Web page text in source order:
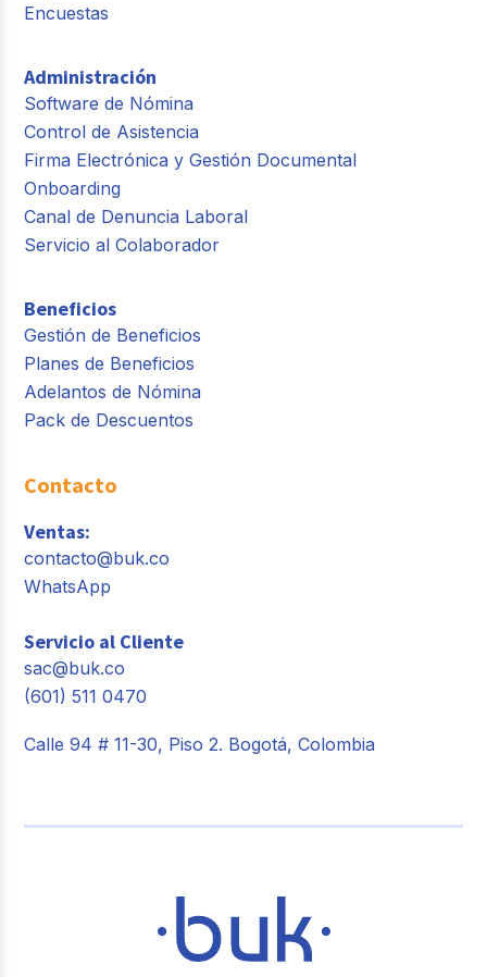
Encuestas
Administración
Software de Nómina
Control de Asistencia
Firma Electrónica y Gestión Documental
Onboarding
Canal de Denuncia Laboral
Servicio al Colaborador
Beneficios
Gestión de Beneficios
Planes de Beneficios
Adelantos de Nómina
Pack de Descuentos
Contacto
Ventas:
contacto@buk.co
WhatsApp
Servicio al Cliente
sac@buk.co
(601) 511 0470
Calle 94 # 11-30, Piso 2. Bogotá, Colombia